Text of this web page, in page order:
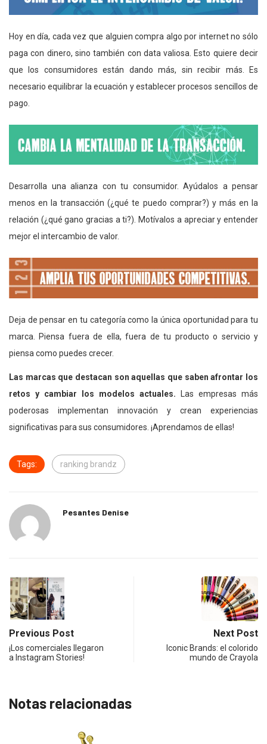
Hoy en día, cada vez que alguien compra algo por internet no sólo
paga con dinero, sino también con data valiosa. Esto quiere decir
que los consumidores están dando más, sin recibir más. Es
necesario equilibrar la ecuación y establecer procesos sencillos de
pago.
Desarrolla una alianza con tu consumidor. Ayúdalos a pensar
menos en la transacción (¿qué te puedo comprar?) y más en la
relación (¿qué gano gracias a ti?). Motívalos a apreciar y entender
mejor el intercambio de valor.
Deja de pensar en tu categoría como la única oportunidad para tu
marca. Piensa fuera de ella, fuera de tu producto o servicio y
piensa como puedes crecer.
Las marcas que destacan son aquellas que saben afrontar los
retos y cambiar los modelos actuales. Las empresas más
poderosas implementan innovación y crean experiencias
significativas para sus consumidores. ¡Aprendamos de ellas!
Tags: ranking brandz
Pesantes Denise
Previous Post
¡Los comerciales llegaron
a Instagram Stories!
Next Post
Iconic Brands: el colorido
mundo de Crayola
Notas relacionadas